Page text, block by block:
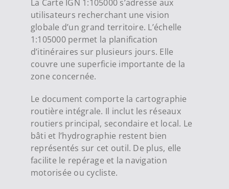
La Carte IGN 1:105000 s’adresse aux
utilisateurs recherchant une vision
globale d’un grand territoire. L’échelle
1:105000 permet la planification
d’itinéraires sur plusieurs jours. Elle
couvre une superficie importante de la
zone concernée.
Le document comporte la cartographie
routière intégrale. Il inclut les réseaux
routiers principal, secondaire et local. Le
bâti et l’hydrographie restent bien
représentés sur cet outil. De plus, elle
facilite le repérage et la navigation
motorisée ou cycliste.